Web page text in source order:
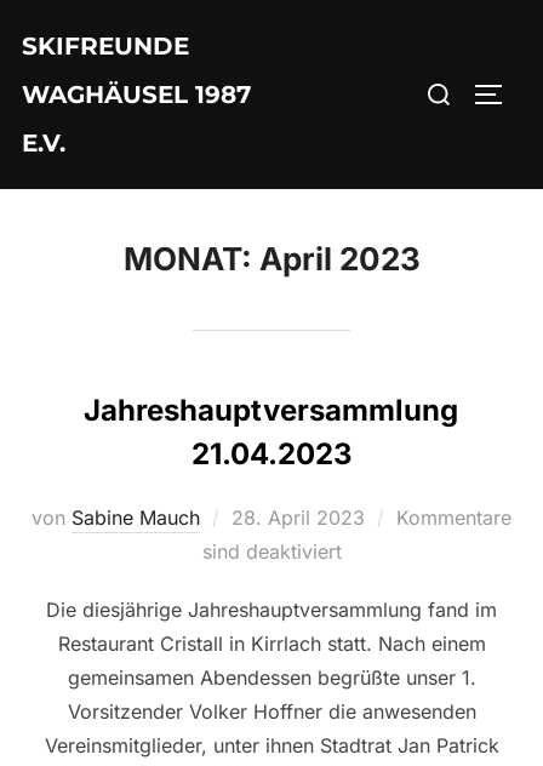
Inhalt
springen
SKIFREUNDE
WAGHÄUSEL 1987
E.V.
Suchen
MONAT: April 2023
Jahreshauptversammlung
21.04.2023
von Sabine Mauch
Veröffentlicht
am
28. April 2023
Kommentare
sind deaktiviert
Die diesjährige Jahreshauptversammlung fand im
Restaurant Cristall in Kirrlach statt. Nach einem
gemeinsamen Abendessen begrüßte unser 1.
Vorsitzender Volker Hoffner die anwesenden
Vereinsmitglieder, unter ihnen Stadtrat Jan Patrick